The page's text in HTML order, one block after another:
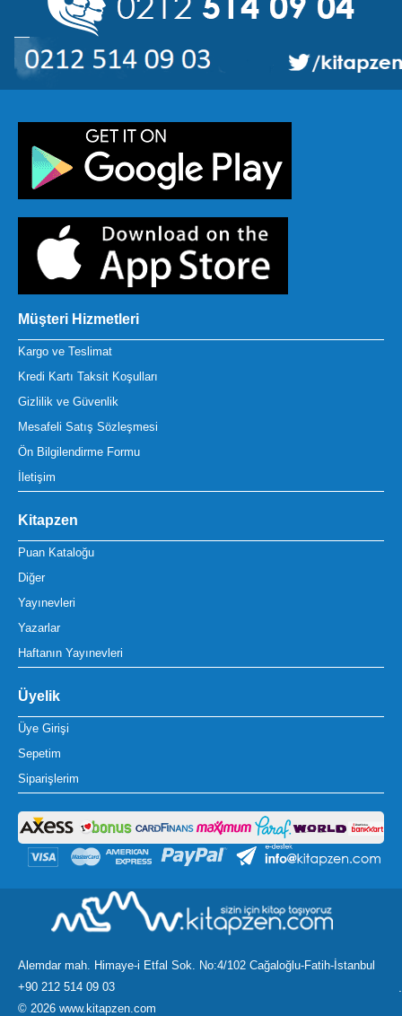
Müşteri Hizmetleri
Kargo ve Teslimat
Kredi Kartı Taksit Koşulları
Gizlilik ve Güvenlik
Mesafeli Satış Sözleşmesi
Ön Bilgilendirme Formu
İletişim
Kitapzen
Puan Kataloğu
Diğer
Yayınevleri
Yazarlar
Haftanın Yayınevleri
Üyelik
Üye Girişi
Sepetim
Siparişlerim
Alemdar mah. Himaye-i Etfal Sok. No:4/102 Cağaloğlu-Fatih-İstanbul
+90 212 514 09 03
© 2026 www.kitapzen.com